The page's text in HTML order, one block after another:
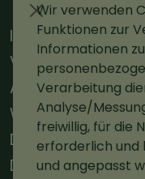
Wir verwenden
Funktionen zur
Informationen
Verarbeitung
Analyse/
freiwillig, für die
erforderlich und
und angepasst
Impressum
Versand
AGBs
Widerruf
Datenschutz
Datenschutz